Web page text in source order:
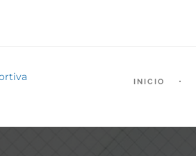
INICIO